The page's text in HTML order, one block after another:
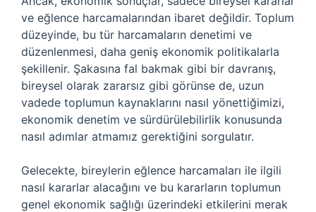
ve eğlence harcamalarından ibaret değildir. Toplum
düzeyinde, bu tür harcamaların denetimi ve
düzenlenmesi, daha geniş ekonomik politikalarla
şekillenir. Şakasına fal bakmak gibi bir davranış,
bireysel olarak zararsız gibi görünse de, uzun
vadede toplumun kaynaklarını nasıl yönettiğimizi,
ekonomik denetim ve sürdürülebilirlik konusunda
nasıl adımlar atmamız gerektiğini sorgulatır.
Gelecekte, bireylerin eğlence harcamaları ile ilgili
nasıl kararlar alacağını ve bu kararların toplumun
genel ekonomik sağlığı üzerindeki etkilerini merak